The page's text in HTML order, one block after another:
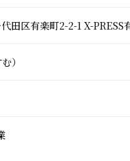
田区有楽町2-2-1 X-PRESS
）